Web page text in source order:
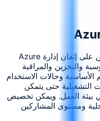
يساعد هذا البرنامج العملي المشاركين على إتقان إدارة Azure
والتخزين والمراقبة
الأساسية وحالات الاستخدام
التشغيلية حتى يتمكن
بيئة العمل. ويمكن تخصيص
ومستوى المشاركين